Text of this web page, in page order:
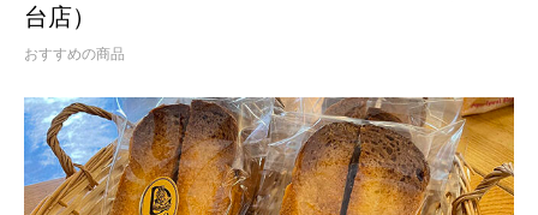
台店）
おすすめの商品